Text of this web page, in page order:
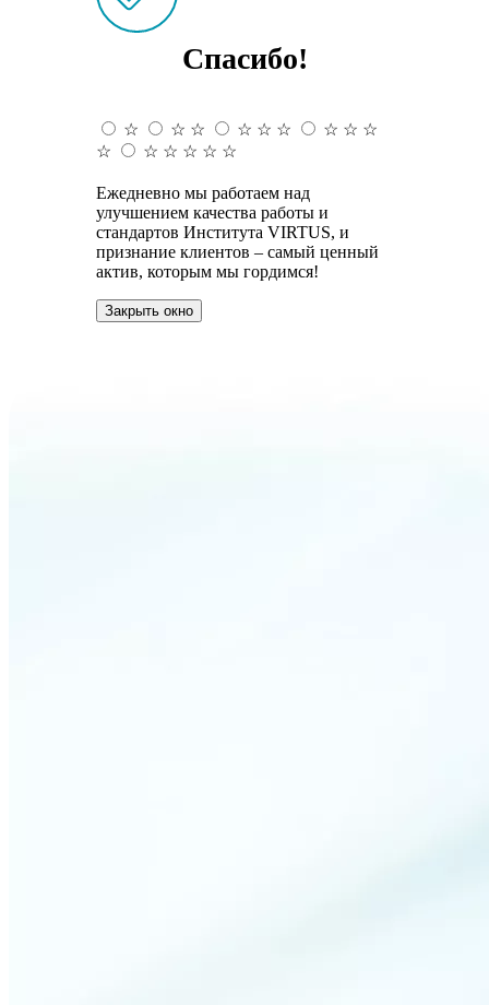
Спасибо!
☆ ☆ ☆ ☆ ☆ ☆ ☆ ☆ ☆
☆
☆ ☆ ☆ ☆ ☆
Ежедневно мы работаем над
улучшением качества работы и
стандартов Института VIRTUS, и
признание клиентов – самый ценный
актив, которым мы гордимся!
Закрыть окно